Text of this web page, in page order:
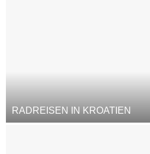
RADREISEN IN KROATIEN